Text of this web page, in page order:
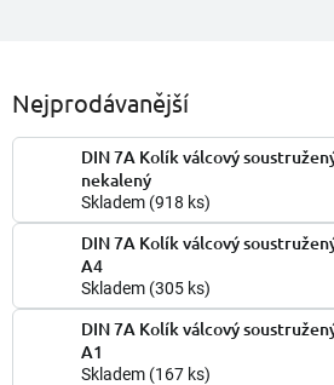
Nejprodávanější
DIN 7A Kolík válcový
nekalený
Skladem (918 ks)
DIN 7A Kolík válcový
A4
Skladem (305 ks)
DIN 7A Kolík válcový
A1
Skladem (167 ks)